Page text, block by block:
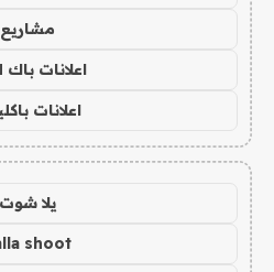
مشاريع
اعلانات باك
اعلانات
يلا شوت
shoot